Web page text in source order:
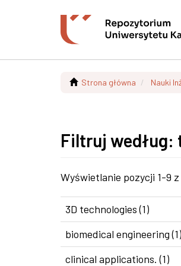
Strona główna Nauki
Filtruj według:
Wyświetlanie pozycji 1-9 z
3D technologies (1)
biomedical engineering (1)
clinical applications. (1)